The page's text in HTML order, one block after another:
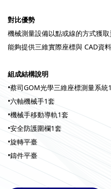
對比優勢
機械測量設備以點或線的方式獲
能夠提供三維實際座標與 CAD資料
組成結構說明
•蔡司GOM光學三維座標測量系統
•六軸機械手1套
•機械手移動導軌1套
•安全防護圍欄1套
•旋轉平臺
•鑄件平臺